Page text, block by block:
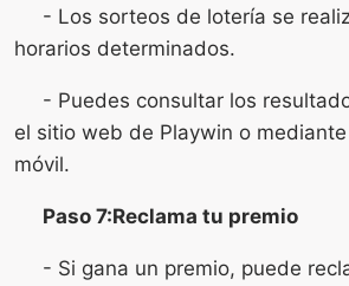
- Los sorteos de lotería se
horarios determinados.
- Puedes consultar los
el sitio web de Playwin o
móvil.
Paso 7:Reclama tu premio
- Si gana un premio, puede